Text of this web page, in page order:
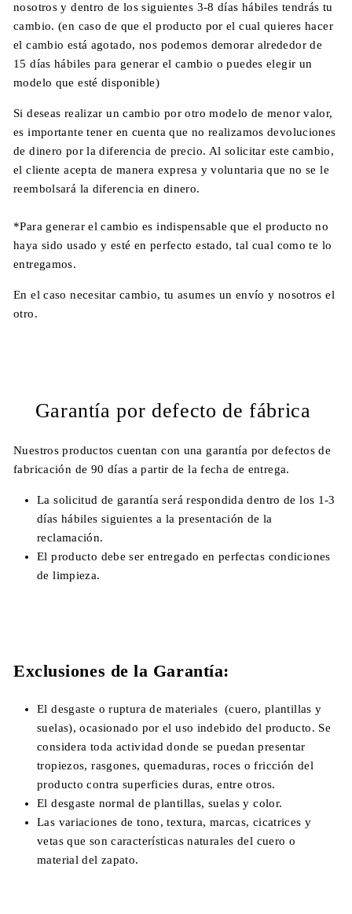
nosotros y dentro de los siguientes 3-8 días hábiles tendrás tu
cambio. (en caso de que el producto por el cual quieres hacer
el cambio está agotado, nos podemos demorar alrededor de
15 días hábiles para generar el cambio o puedes elegir un
modelo que esté disponible)
Si deseas realizar un cambio por otro modelo de menor valor,
es importante tener en cuenta que no realizamos devoluciones
de dinero por la diferencia de precio. Al solicitar este cambio,
el cliente acepta de manera expresa y voluntaria que no se le
reembolsará la diferencia en dinero.
*Para generar el cambio es indispensable que el producto no
haya sido usado y esté en perfecto estado, tal cual como te lo
entregamos.
En el caso necesitar cambio, tu asumes un envío y nosotros el
otro.
Garantía por defecto de fábrica
Nuestros productos cuentan con una garantía por defectos de
fabricación de 90 días a partir de la fecha de entrega.
La solicitud de garantía será respondida dentro de los 1-3
días hábiles siguientes a la presentación de la
reclamación.
El producto debe ser entregado en perfectas condiciones
de limpieza.
Exclusiones de la Garantía:
El desgaste o ruptura de materiales (cuero, plantillas y
suelas), ocasionado por el uso indebido del producto. Se
considera toda actividad donde se puedan presentar
tropiezos, rasgones, quemaduras, roces o fricción del
producto contra superficies duras, entre otros.
El desgaste normal de plantillas, suelas y color.
Las variaciones de tono, textura, marcas, cicatrices y
vetas que son características naturales del cuero o
material del zapato.